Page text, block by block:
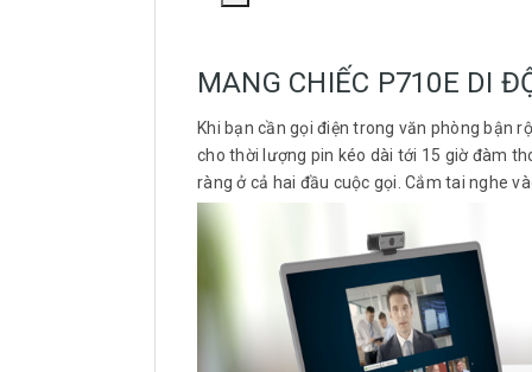
MANG CHIẾC P710E DI
Khi bạn cần gọi điện trong văn phòng bận
cho thời lượng pin kéo dài tới 15 giờ đàm
ràng ở cả hai đầu cuộc gọi. Cắm tai nghe